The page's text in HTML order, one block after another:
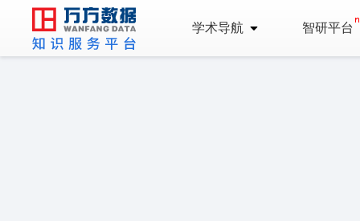
学术导航 智研平台